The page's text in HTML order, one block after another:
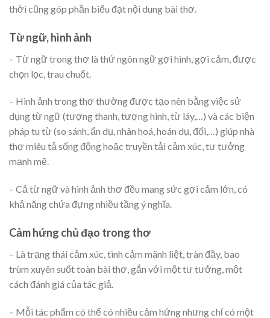
thời cũng góp phần biểu đạt nội dung bài thơ.
Từ ngữ, hình ảnh
– Từ ngữ trong thơ là thứ ngôn ngữ gợi hình, gợi cảm, được
chọn lọc, trau chuốt.
– Hình ảnh trong thơ thường được tạo nên bằng việc sử
dụng từ ngữ (tượng thanh, tượng hình, từ láy,…) và các biện
pháp tu từ (so sánh, ẩn dụ, nhân hoá, hoán dụ, đối,…) giúp nhà
thơ miêu tả sống động hoặc truyền tải cảm xúc, tư tưởng
mạnh mẽ.
– Cả từ ngữ và hình ảnh thơ đều mang sức gợi cảm lớn, có
khả năng chứa đựng nhiều tầng ý nghĩa.
Cảm hứng chủ đạo trong thơ
– Là trạng thái cảm xúc, tình cảm mãnh liệt, tràn đầy, bao
trùm xuyên suốt toàn bài thơ, gắn với một tư tưởng, một
cách đánh giá của tác giả.
– Mỗi tác phẩm có thể có nhiều cảm hứng nhưng chỉ có một